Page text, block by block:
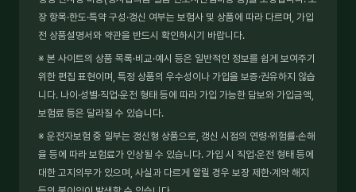
장 항목·한도·특약 구성·갱신 여부는 보험사 및 상품에 따라 다르며, 가입
전 상품설명서와 약관을 반드시 확인하시기 바랍니다.
※ 본 사이트의 상품 목록·비교·예시 등은 일반적인 정보를 쉽게 보여주기
위한 편집 표현이며, 특정 상품의 우수성이나 가입을 보증·권유하지 않습
니다. 나이·성별·직업·운전 형태 등에 따라 가입 가능한 담보와 가입금액,
보험료 등은 달라질 수 있습니다.
※ 운전자보험 중 일부는 갱신형 상품으로, 갱신 시점의 연령·위험률·손해
율 등에 따라 보험료가 인상될 수 있습니다. 가입 시 직업·운전 형태 등에
대한 고지의무가 있으며, 사실과 다르게 알릴 경우 보장 제한·계약 해지